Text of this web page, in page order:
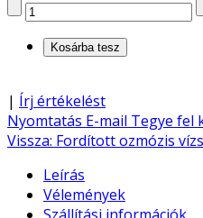
| Írj értékelést
Nyomtatás E-mail Tegye fel
Vissza: Fordított ozmózis
Leírás
Vélemények